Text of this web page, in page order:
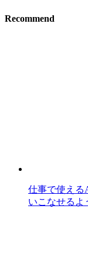
Recommend
仕事で使える
いこなせるよ